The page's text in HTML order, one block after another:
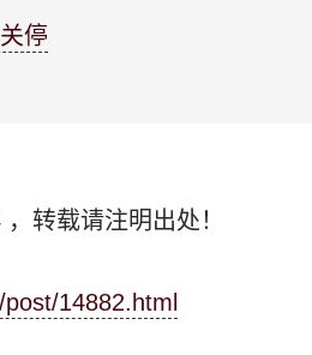
停
，转载请注明出处！
14882.html